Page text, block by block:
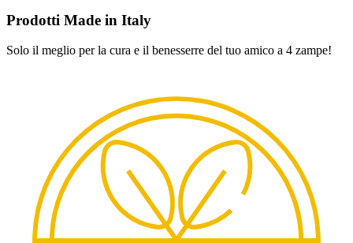
Prodotti Made in Italy
Solo il meglio per la cura e il benesserre del tuo amico a 4 zampe!